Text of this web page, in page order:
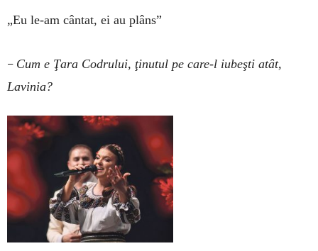
„Eu le-am cântat, ei au plâns”
– Cum e Ţara Codrului, ţinutul pe care-l iubeşti atât,
Lavinia?